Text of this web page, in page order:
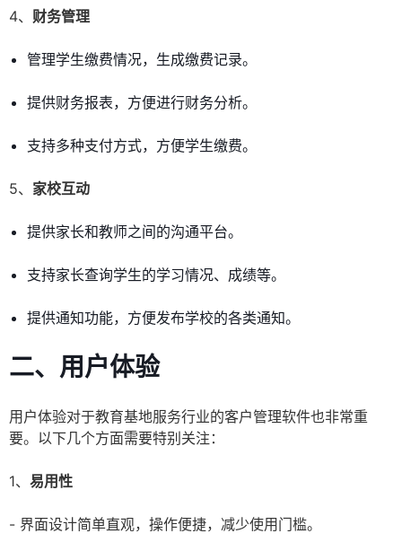
4、 财务管理
管理学生缴费情况，生成缴费记录。
提供财务报表，方便进行财务分析。
支持多种支付方式，方便学生缴费。
5、 家校互动
提供家长和教师之间的沟通平台。
支持家长查询学生的学习情况、成绩等。
提供通知功能，方便发布学校的各类通知。
二、用户体验
用户体验对于教育基地服务行业的客户管理软件也非常重
要。以下几个方面需要特别关注：
1、 易用性
- 界面设计简单直观，操作便捷，减少使用门槛。